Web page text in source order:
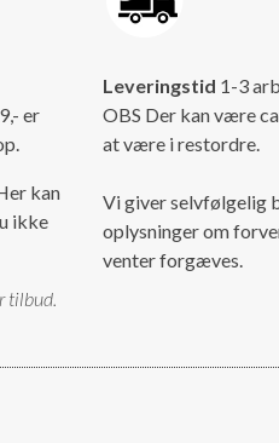
er
kan
ikke
tilbud.
Leveringstid 1-3
OBS Der kan være
at være i restordre.
Vi giver selvfølgelig
oplysninger om
venter forgæves.